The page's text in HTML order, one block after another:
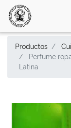
Productos
Perfume
Latina